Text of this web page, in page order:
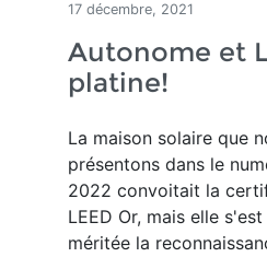
17 décembre, 2021
Autonome et
platine!
La maison solaire que
présentons dans le
2022 convoitait la
LEED Or, mais elle
méritée la